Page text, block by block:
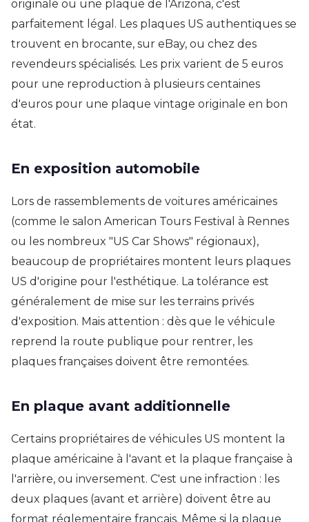
originale ou une plaque de l'Arizona, c'est
parfaitement légal. Les plaques US authentiques se
trouvent en brocante, sur eBay, ou chez des
revendeurs spécialisés. Les prix varient de 5 euros
pour une reproduction à plusieurs centaines
d'euros pour une plaque vintage originale en bon
état.
En exposition automobile
Lors de rassemblements de voitures américaines
(comme le salon American Tours Festival à Rennes
ou les nombreux "US Car Shows" régionaux),
beaucoup de propriétaires montent leurs plaques
US d'origine pour l'esthétique. La tolérance est
généralement de mise sur les terrains privés
d'exposition. Mais attention : dès que le véhicule
reprend la route publique pour rentrer, les
plaques françaises doivent être remontées.
En plaque avant additionnelle
Certains propriétaires de véhicules US montent la
plaque américaine à l'avant et la plaque française à
l'arrière, ou inversement. C'est une infraction : les
deux plaques (avant et arrière) doivent être au
format réglementaire français. Même si la plaque